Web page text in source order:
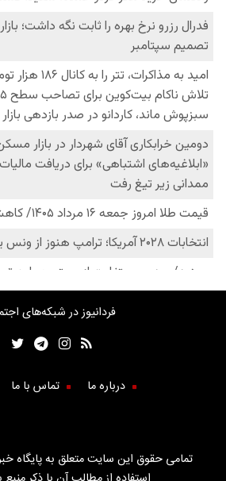
فردانیوز در شبکه‌های
درباره ما تماس با ما
تمامی حقوق این سایت متعلق به پایگاه